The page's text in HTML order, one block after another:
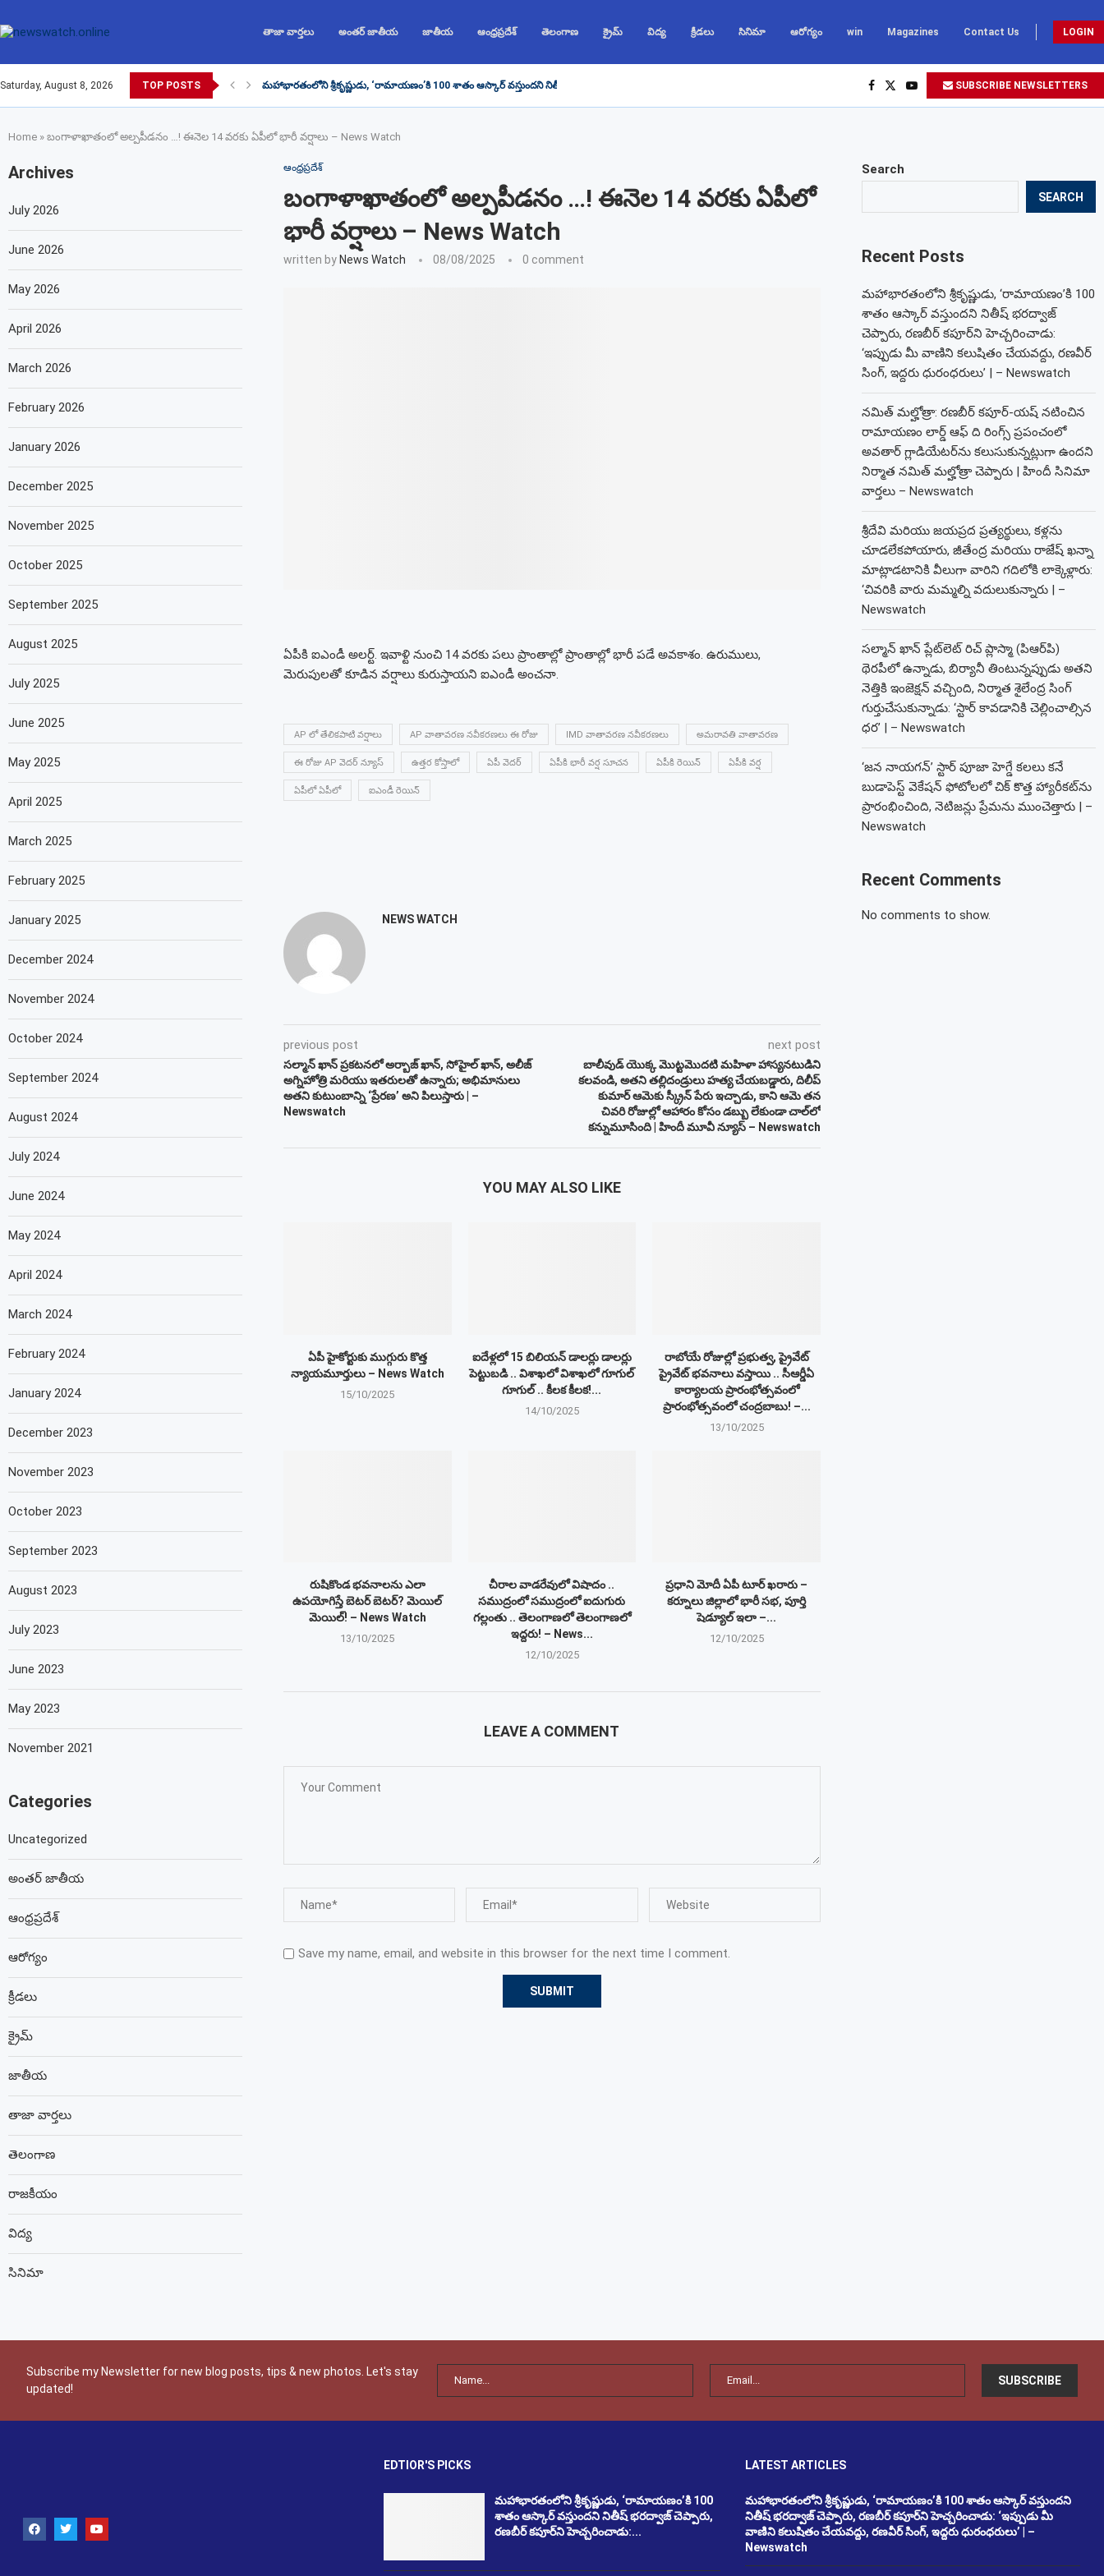
తాజా వార్తలు అంతర్ జాతీయ జాతీయ ఆంధ్రప్రదేశ్ తెలంగాణ క్రైమ్ విద్య క్రీడలు సినిమా ఆరోగ్యం win Magazines Contact Us LOGIN
Saturday, August 8, 2026 TOP POSTS మహాభారతంలోని శ్రీకృష్ణుడు, ‘రామాయణం’కి 100 శాతం ఆస్కార్ వస్తుందని నితీష్ భరద్వాజ్ చెప్పారు, రణబీర్... SUBSCRIBE NEWSLETTERS
Home » బంగాళాఖాతంలో అల్పపీడనం …! ఈనెల 14 వరకు ఏపీలో భారీ వర్షాలు – News Watch
ఆంధ్రప్రదేశ్
బంగాళాఖాతంలో అల్పపీడనం …! ఈనెల 14 వరకు ఏపీలో
భారీ వర్షాలు – News Watch
written by News Watch 08/08/2025 0 comment
ఏపీకి ఐఎండీ అలర్ట్. ఇవాళ్టి నుంచి 14 వరకు పలు ప్రాంతాల్లో ప్రాంతాల్లో భారీ పడే అవకాశం. ఉరుములు,
మెరుపులతో కూడిన వర్షాలు కురుస్తాయని ఐఎండీ అంచనా.
AP లో తేలికపాటి వర్షాలు AP వాతావరణ నవీకరణలు ఈ రోజు IMD వాతావరణ నవీకరణలు అమరావతి వాతావరణ
ఈ రోజు AP వెదర్ న్యూస్ ఉత్తర కోస్తాలో ఏపీ వెదర్ ఏపీకి భారీ వర్ష సూచన ఏపీకి రెయిన్ ఏపీకి వర్ష
ఏపీలో ఏపీలో ఐఎండీ రెయిన్
NEWS WATCH
previous post
సల్మాన్ ఖాన్ ప్రకటనలో అర్బాజ్ ఖాన్, సోహైల్ ఖాన్, అలీజ్
అగ్నిహోత్రి మరియు ఇతరులతో ఉన్నారు; అభిమానులు
అతని కుటుంబాన్ని ‘ప్రేరణ’ అని పిలుస్తారు | –
Newswatch
next post
బాలీవుడ్ యొక్క మొట్టమొదటి మహిళా హాస్యనటుడిని
కలవండి, అతని తల్లిదండ్రులు హత్య చేయబడ్డారు, దిలీప్
కుమార్ ఆమెకు స్క్రీన్ పేరు ఇచ్చాడు, కాని ఆమె తన
చివరి రోజుల్లో ఆహారం కోసం డబ్బు లేకుండా చాల్‌లో
కన్నుమూసింది | హిందీ మూవీ న్యూస్ – Newswatch
YOU MAY ALSO LIKE
ఏపీ హైకోర్టుకు ముగ్గురు కొత్త
న్యాయమూర్తులు – News Watch
15/10/2025
ఐదేళ్లలో 15 బిలియన్ డాలర్లు డాలర్లు
పెట్టుబడి .. విశాఖలో విశాఖలో గూగుల్
గూగుల్ .. కీలక కీలక!...
14/10/2025
రాబోయే రోజుల్లో ప్రభుత్వ, ప్రైవేట్
ప్రైవేట్ భవనాలు వస్తాయి .. సీఆర్డీఏ
కార్యాలయ ప్రారంభోత్సవంలో
ప్రారంభోత్సవంలో చంద్రబాబు! –...
13/10/2025
రుషికొండ భవనాలను ఎలా
ఉపయోగిస్తే బెటర్ బెటర్? మెయిల్
మెయిల్! – News Watch
13/10/2025
చీరాల వాడరేవులో విషాదం ..
సముద్రంలో సముద్రంలో ఐదుగురు
గల్లంతు .. తెలంగాణలో తెలంగాణలో
ఇద్దరు! – News...
12/10/2025
ప్రధాని మోదీ ఏపీ టూర్ ఖరారు –
కర్నూలు జిల్లాలో భారీ సభ, పూర్తి
షెడ్యూల్‌ ఇలా –...
12/10/2025
LEAVE A COMMENT
Save my name, email, and website in this browser for the next time I comment.
Search
SEARCH
Recent Posts
మహాభారతంలోని శ్రీకృష్ణుడు, ‘రామాయణం’కి 100
శాతం ఆస్కార్ వస్తుందని నితీష్ భరద్వాజ్
చెప్పారు, రణబీర్ కపూర్‌ని హెచ్చరించాడు:
‘ఇప్పుడు మీ వాణిని కలుషితం చేయవద్దు, రణవీర్
సింగ్, ఇద్దరు ధురంధరులు’ | – Newswatch
నమిత్ మల్హోత్రా: రణబీర్ కపూర్-యష్ నటించిన
రామాయణం లార్డ్ ఆఫ్ ది రింగ్స్ ప్రపంచంలో
అవతార్ గ్లాడియేటర్‌ను కలుసుకున్నట్లుగా ఉందని
నిర్మాత నమిత్ మల్హోత్రా చెప్పారు | హిందీ సినిమా
వార్తలు – Newswatch
శ్రీదేవి మరియు జయప్రద ప్రత్యర్థులు, కళ్లను
చూడలేకపోయారు, జీతేంద్ర మరియు రాజేష్ ఖన్నా
మాట్లాడటానికి వీలుగా వారిని గదిలోకి లాక్కెళ్లారు:
‘చివరికి వారు మమ్మల్ని వదులుకున్నారు | –
Newswatch
సల్మాన్ ఖాన్ ప్లేట్‌లెట్ రిచ్ ప్లాస్మా (పిఆర్‌పి)
థెరపీలో ఉన్నాడు, బిర్యానీ తింటున్నప్పుడు అతని
నెత్తికి ఇంజెక్షన్ వచ్చింది, నిర్మాత శైలేంద్ర సింగ్
గుర్తుచేసుకున్నాడు: ‘స్టార్ కావడానికి చెల్లించాల్సిన
ధర’ | – Newswatch
‘జన నాయగన్’ స్టార్ పూజా హెగ్డే కలలు కనే
బుడాపెస్ట్ వెకేషన్ ఫోటోలలో చిక్ కొత్త హ్యారీకట్‌ను
ప్రారంభించింది, నెటిజన్లు ప్రేమను ముంచెత్తారు | –
Newswatch
Recent Comments
No comments to show.
Archives
July 2026
June 2026
May 2026
April 2026
March 2026
February 2026
January 2026
December 2025
November 2025
October 2025
September 2025
August 2025
July 2025
June 2025
May 2025
April 2025
March 2025
February 2025
January 2025
December 2024
November 2024
October 2024
September 2024
August 2024
July 2024
June 2024
May 2024
April 2024
March 2024
February 2024
January 2024
December 2023
November 2023
October 2023
September 2023
August 2023
July 2023
June 2023
May 2023
November 2021
Categories
Uncategorized
అంతర్ జాతీయ
ఆంధ్రప్రదేశ్
ఆరోగ్యం
క్రీడలు
క్రైమ్
జాతీయ
తాజా వార్తలు
తెలంగాణ
రాజకీయం
విద్య
సినిమా
Subscribe my Newsletter for new blog posts, tips & new photos. Let's stay
updated!
EDTIOR'S PICKS
మహాభారతంలోని శ్రీకృష్ణుడు, ‘రామాయణం’కి 100
శాతం ఆస్కార్ వస్తుందని నితీష్ భరద్వాజ్ చెప్పారు,
రణబీర్ కపూర్‌ని హెచ్చరించాడు:...
LATEST ARTICLES
మహాభారతంలోని శ్రీకృష్ణుడు, ‘రామాయణం’కి 100 శాతం ఆస్కార్ వస్తుందని
నితీష్ భరద్వాజ్ చెప్పారు, రణబీర్ కపూర్‌ని హెచ్చరించాడు: ‘ఇప్పుడు మీ
వాణిని కలుషితం చేయవద్దు, రణవీర్ సింగ్, ఇద్దరు ధురంధరులు’ | –
Newswatch